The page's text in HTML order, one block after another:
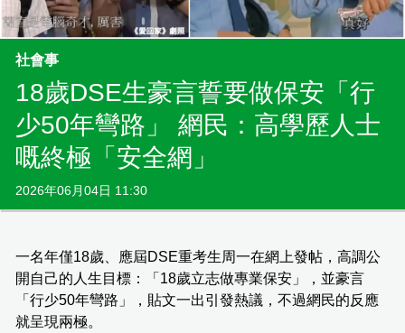
社會事
18歲DSE生豪言誓要做保安「行
少50年彎路」 網民：高學歷人士
嘅終極「安全網」
2026年06月04日 11:30
一名年僅18歲、應屆DSE重考生周一在網上發帖，高調公
開自己的人生目標：「18歲立志做專業保安」，並豪言
「行少50年彎路」，貼文一出引發熱議，不過網民的反應
就呈現兩極。